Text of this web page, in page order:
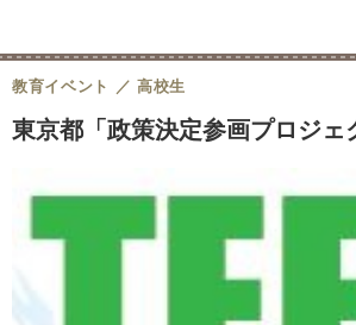
東京都「政策決定参画プロジ
教育イベント 高校生